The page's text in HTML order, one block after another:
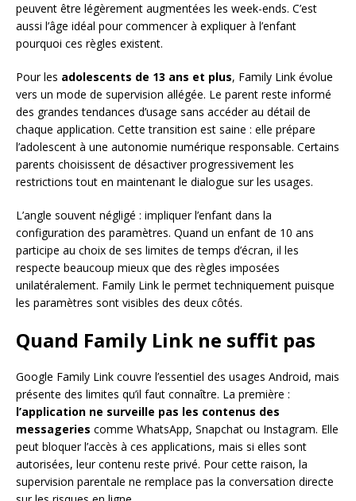
peuvent être légèrement augmentées les week-ends. C’est
aussi l’âge idéal pour commencer à expliquer à l’enfant
pourquoi ces règles existent.
Pour les adolescents de 13 ans et plus, Family Link évolue
vers un mode de supervision allégée. Le parent reste informé
des grandes tendances d’usage sans accéder au détail de
chaque application. Cette transition est saine : elle prépare
l’adolescent à une autonomie numérique responsable. Certains
parents choisissent de désactiver progressivement les
restrictions tout en maintenant le dialogue sur les usages.
L’angle souvent négligé : impliquer l’enfant dans la
configuration des paramètres. Quand un enfant de 10 ans
participe au choix de ses limites de temps d’écran, il les
respecte beaucoup mieux que des règles imposées
unilatéralement. Family Link le permet techniquement puisque
les paramètres sont visibles des deux côtés.
Quand Family Link ne suffit pas
Google Family Link couvre l’essentiel des usages Android, mais
présente des limites qu’il faut connaître. La première :
l’application ne surveille pas les contenus des
messageries comme WhatsApp, Snapchat ou Instagram. Elle
peut bloquer l’accès à ces applications, mais si elles sont
autorisées, leur contenu reste privé. Pour cette raison, la
supervision parentale ne remplace pas la conversation directe